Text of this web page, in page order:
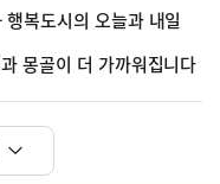
복도시의 오늘과 내일
몽골이 더 가까워집니다